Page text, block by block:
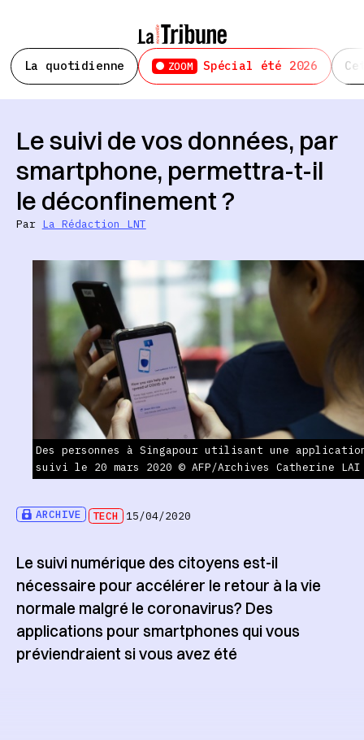
La quotidienne ZOOM Spécial été 2026
ARCHIVE TECH 15/04/2020
Le suivi de vos données, par
smartphone, permettra-t-il
le déconfinement ?
Par La Rédaction LNT
Des personnes à Singapour utilisant une
suivi le 20 mars 2020 © AFP/Archives Catherine LAI
Le suivi numérique des citoyens est-il
nécessaire pour accélérer le retour à la vie
normale malgré le coronavirus? Des
applications pour smartphones qui vous
préviendraient si vous avez été